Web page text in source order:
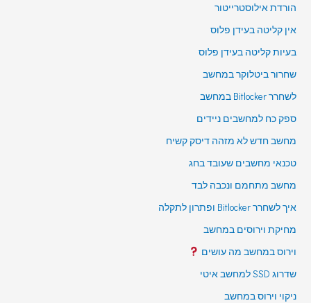
הורדת אילוסטרייטור
אין קליטה בעידן פלוס
בעיות קליטה בעידן פלוס
שחרור ביטלוקר במחשב
לשחרר Bitlocker במחשב
ספק כח למחשבים ניידים
מחשב חדש לא מזהה דיסק קשיח
טכנאי מחשבים שעובד בחג
מחשב מתחמם ונכבה לבד
איך לשחרר Bitlocker ופתרון לתקלה
מחיקת וירוסים במחשב
וירוס במחשב מה עושים
שדרוג SSD למחשב איטי
ניקוי וירוס במחשב